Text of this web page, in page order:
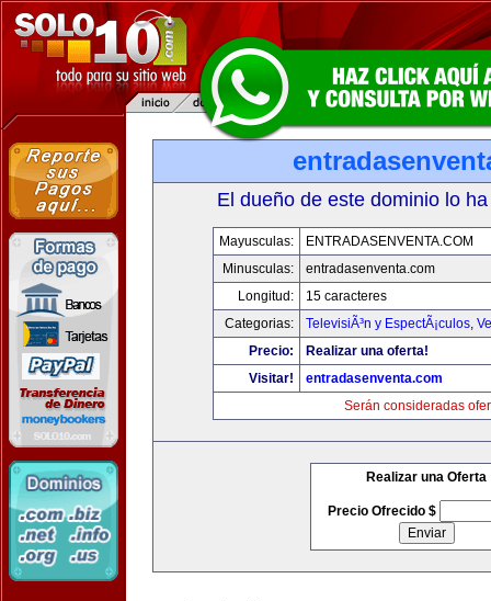
El dueño de este dominio lo
Mayusculas:
ENTRADASENVENTA.COM
Minusculas:
entradasenventa.com
Longitud:
15 caracteres
Categorias:
TelevisiÃ³n y EspectÃ¡culos,
Precio:
Realizar una oferta!
Visitar!
entradasenventa.com
Serán consideradas
Realizar una Oferta
Precio Ofrecido $